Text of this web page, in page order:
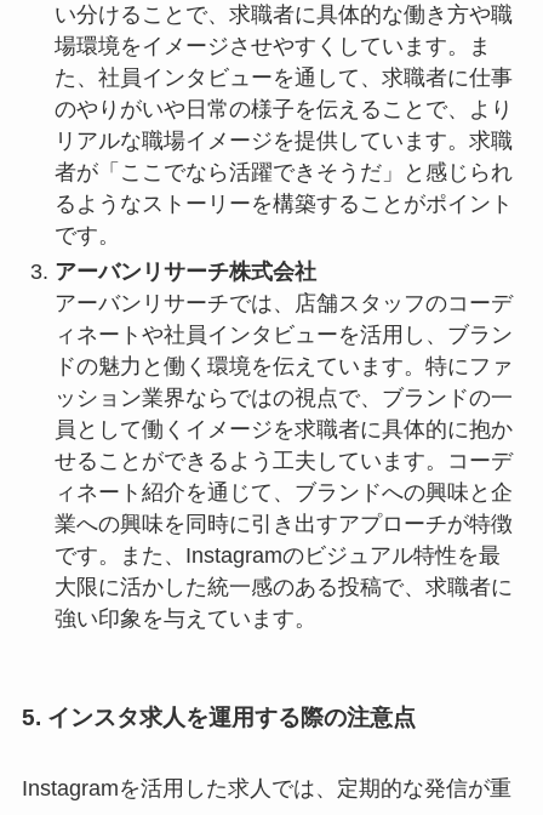
い分けることで、求職者に具体的な働き方や職
場環境をイメージさせやすくしています。ま
た、社員インタビューを通して、求職者に仕事
のやりがいや日常の様子を伝えることで、より
リアルな職場イメージを提供しています。求職
者が「ここでなら活躍できそうだ」と感じられ
るようなストーリーを構築することがポイント
です。
アーバンリサーチ株式会社
アーバンリサーチでは、店舗スタッフのコーデ
ィネートや社員インタビューを活用し、ブラン
ドの魅力と働く環境を伝えています。特にファ
ッション業界ならではの視点で、ブランドの一
員として働くイメージを求職者に具体的に抱か
せることができるよう工夫しています。コーデ
ィネート紹介を通じて、ブランドへの興味と企
業への興味を同時に引き出すアプローチが特徴
です。また、Instagramのビジュアル特性を最
大限に活かした統一感のある投稿で、求職者に
強い印象を与えています。
5. インスタ求人を運用する際の注意点
Instagramを活用した求人では、定期的な発信が重